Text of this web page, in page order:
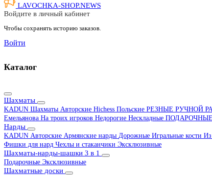
LAVOCHKA-SHOP.NEWS
Войдите в личный кабинет
Чтобы сохранять историю заказов.
Войти
Каталог
Шахматы
KADUN Шахматы Авторские Hichess Польские РЕЗНЫЕ РУЧНОЙ
Емельянова На троих игроков Недорогие Нескладные ПОДАРОЧНЫЕ
Нарды
KADUN Авторские Армянские нарды Дорожные Игральные кости Из
Фишки для нард Чехлы и стаканчики Эксклюзивные
Шахматы-нарды-шашки 3 в 1
Подарочные Эксклюзивные
Шахматные доски